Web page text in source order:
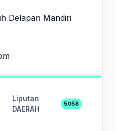
Delapan Mandiri
Liputan
DAERAH
5058